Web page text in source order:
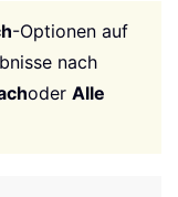
-Optionen auf
nach
oder Alle